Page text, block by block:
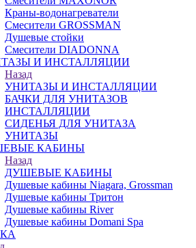
Краны-водонагреватели
Смесители GROSSMAN
Душевые стойки
Смесители DIADONNA
И ИНСТАЛЛЯЦИИ
Назад
УНИТАЗЫ И ИНСТАЛЛЯЦИИ
БАЧКИ ДЛЯ УНИТАЗОВ
ИНСТАЛЛЯЦИИ
СИДЕНЬЯ ДЛЯ УНИТАЗА
УНИТАЗЫ
КАБИНЫ
Назад
ДУШЕВЫЕ КАБИНЫ
Душевые кабины Niagara, Grossman
Душевые кабины Тритон
Душевые кабины River
Душевые кабины Domani Spa